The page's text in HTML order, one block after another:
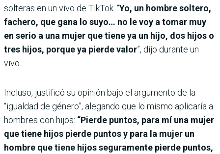
solteras en un vivo de TikTok. “Yo, un hombre soltero,
fachero, que gana lo suyo… no le voy a tomar muy
en serio a una mujer que tiene ya un hijo, dos hijos o
tres hijos, porque ya pierde valor”, dijo durante un
vivo.
Incluso, justificó su opinión bajo el argumento de la
“igualdad de género”, alegando que lo mismo aplicaría a
hombres con hijos: “Pierde puntos, para mí una mujer
que tiene hijos pierde puntos y para la mujer un
hombre que tiene hijos seguramente pierde puntos,